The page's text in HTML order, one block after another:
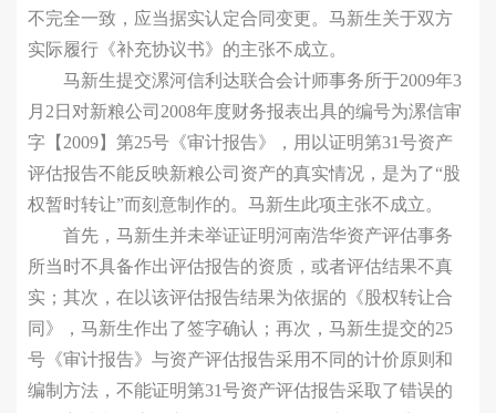
不完全一致，应当据实认定合同变更。马新生关于双方
实际履行《补充协议书》的主张不成立。
马新生提交漯河信利达联合会计师事务所于2009年3
月2日对新粮公司2008年度财务报表出具的编号为漯信审
字【2009】第25号《审计报告》，用以证明第31号资产
评估报告不能反映新粮公司资产的真实情况，是为了“股
权暂时转让”而刻意制作的。马新生此项主张不成立。
首先，马新生并未举证证明河南浩华资产评估事务
所当时不具备作出评估报告的资质，或者评估结果不真
实；其次，在以该评估报告结果为依据的《股权转让合
同》，马新生作出了签字确认；再次，马新生提交的25
号《审计报告》与资产评估报告采用不同的计价原则和
编制方法，不能证明第31号资产评估报告采取了错误的